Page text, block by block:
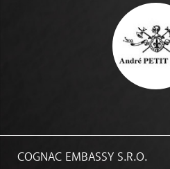
COGNAC EMBASSY S.R.O.